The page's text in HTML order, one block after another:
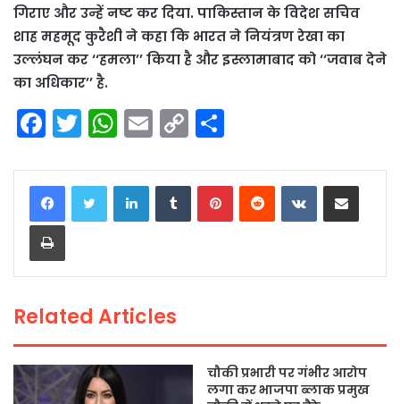
गिराए और उन्हें नष्ट कर दिया. पाकिस्तान के विदेश सचिव
शाह महमूद कुरैशी ने कहा कि भारत ने नियंत्रण रेखा का
उल्लंघन कर ‘‘हमला’’ किया है और इस्लामाबाद को ‘‘जवाब देने
का अधिकार’’ है.
F
a
c
e
b
o
k
T
w
itt
er
W
h
a
ts
p
E
m
ai
C
o
p
n
ar
LinkedInTumblrPinterestReddit VKontakteShare via Email
Print
Related Articles
चौकी प्रभारी पर गंभीर आरोप
लगा कर भाजपा ब्लाक प्रमुख